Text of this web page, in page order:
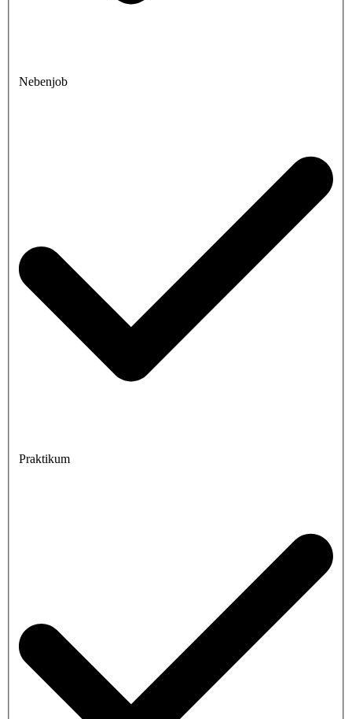
Nebenjob
Praktikum